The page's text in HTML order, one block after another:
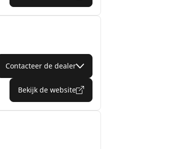
Contacteer de dealer
Bekijk de website